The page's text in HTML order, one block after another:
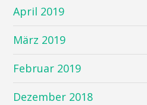
April 2019
März 2019
Februar 2019
Dezember 2018